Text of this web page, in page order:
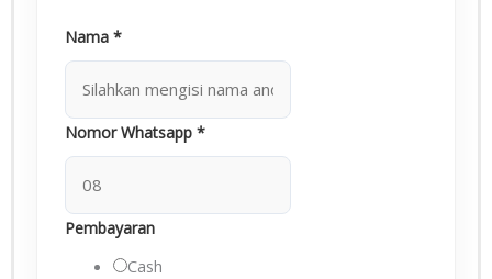
Nama *
Nomor Whatsapp *
Pembayaran
Cash